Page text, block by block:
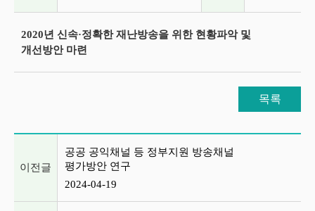
2020년 신속·정확한 재난방송을 위한 현황파악 및
개선방안 마련
목록
이전글
공공 공익채널 등 정부지원 방송채널
평가방안 연구
2024-04-19